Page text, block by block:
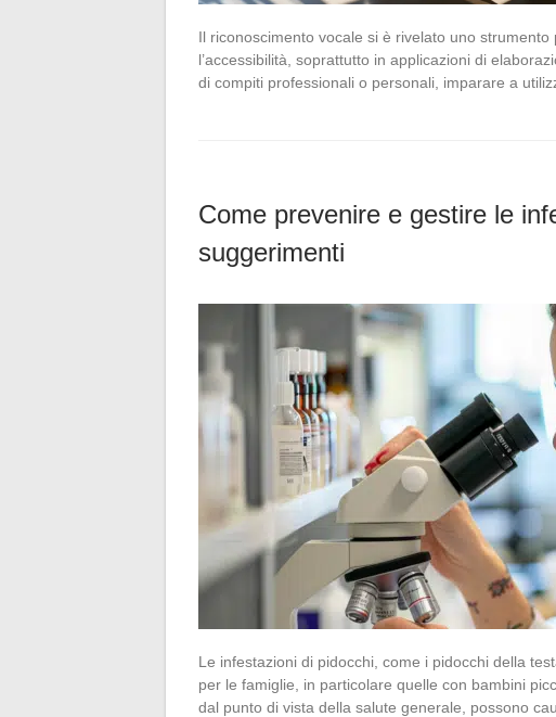
Il riconoscimento vocale si è rivelato uno
l’accessibilità, soprattutto in applicazioni di
di compiti professionali o personali, imparare a
Come prevenire e gestire le
suggerimenti
Le infestazioni di pidocchi, come i pidocchi della
per le famiglie, in particolare quelle con bambini
dal punto di vista della salute generale, possono